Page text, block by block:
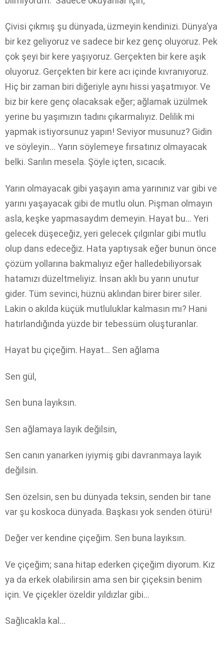
Çivisi çıkmış şu dünyada, üzmeyin kendinizi. Dünya’ya
bir kez geliyoruz ve sadece bir kez genç oluyoruz. Pek
çok şeyi bir kere yaşıyoruz. Gerçekten bir kere aşık
oluyoruz. Gerçekten bir kere acı içinde kıvranıyoruz.
Hiç bir zaman biri diğeriyle aynı hissi yaşatmıyor. Ve
biz bir kere genç olacaksak eğer; ağlamak üzülmek
yerine bu yaşımızın tadını çıkarmalıyız. Delilik mi
yapmak istiyorsunuz yapın! Seviyor musunuz? Gidin
ve söyleyin… Yarın söylemeye fırsatınız olmayacak
belki. Sarılın mesela. Şöyle içten, sıcacık.
Yarın olmayacak gibi yaşayın ama yarınınız var gibi ve
yarını yaşayacak gibi de mutlu olun. Pişman olmayın
asla, keşke yapmasaydım demeyin. Hayat bu… Yeri
gelecek düşeceğiz, yeri gelecek çılgınlar gibi mutlu
olup dans edeceğiz. Hata yaptıysak eğer bunun önce
çözüm yollarına bakmalıyız eğer halledebiliyorsak
hatamızı düzeltmeliyiz. İnsan aklı bu yarın unutur
gider. Tüm sevinci, hüznü aklından birer birer siler.
Lakin o akılda küçük mutluluklar kalmasın mı? Hani
hatırlandığında yüzde bir tebessüm oluşturanlar.
Hayat bu çiçeğim. Hayat… Sen ağlama
Sen gül,
Sen buna layıksın.
Sen ağlamaya layık değilsin,
Sen canın yanarken iyiymiş gibi davranmaya layık
değilsin.
Sen özelsin, sen bu dünyada teksin, senden bir tane
var şu koskoca dünyada. Başkası yok senden ötürü!
Değer ver kendine çiçeğim. Sen buna layıksın.
Ve çiçeğim; sana hitap ederken çiçeğim diyorum. Kız
ya da erkek olabilirsin ama sen bir çiçeksin benim
için. Ve çiçekler özeldir yıldızlar gibi…
Sağlıcakla kal…